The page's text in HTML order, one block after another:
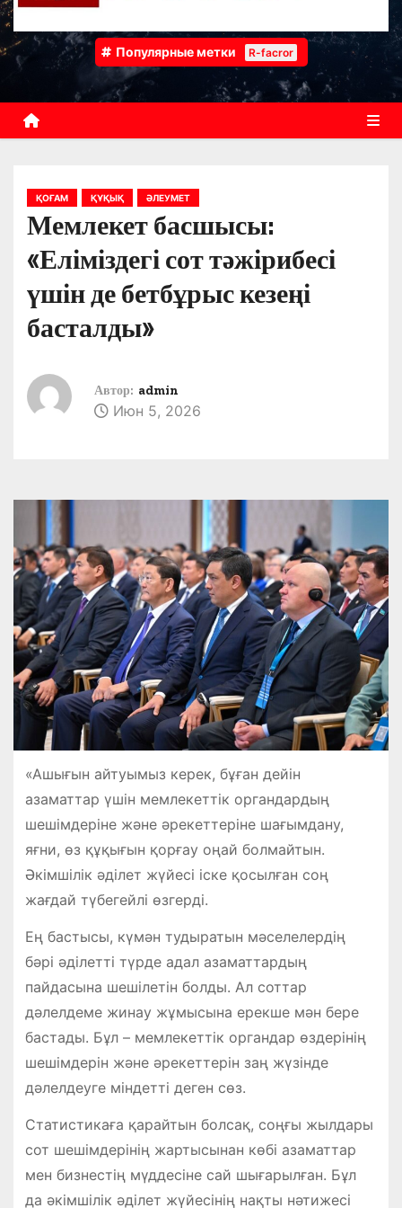
Популярные метки R-facror
ҚОҒАМ ҚҰҚЫҚ ӘЛЕУМЕТ
Мемлекет басшысы:
«Еліміздегі сот тәжірибесі
үшін де бетбұрыс кезеңі
басталды»
Автор: admin
Июн 5, 2026
«Ашығын айтуымыз керек, бұған дейін
азаматтар үшін мемлекеттік органдардың
шешімдеріне және әрекеттеріне шағымдану,
яғни, өз құқығын қорғау оңай болмайтын.
Әкімшілік әділет жүйесі іске қосылған соң
жағдай түбегейлі өзгерді.
Ең бастысы, күмән тудыратын мәселелердің
бәрі әділетті түрде адал азаматтардың
пайдасына шешілетін болды. Ал соттар
дәлелдеме жинау жұмысына ерекше мән бере
бастады. Бұл – мемлекеттік органдар өздерінің
шешімдерін және әрекеттерін заң жүзінде
дәлелдеуге міндетті деген сөз.
Статистикаға қарайтын болсақ, соңғы жылдары
сот шешімдерінің жартысынан көбі азаматтар
мен бизнестің мүддесіне сай шығарылған. Бұл
да әкімшілік әділет жүйесінің нақты нәтижесі